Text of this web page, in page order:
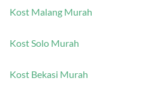
Kost Malang Murah
Kost Solo Murah
Kost Bekasi Murah